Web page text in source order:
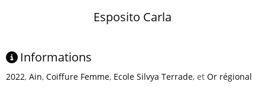
Esposito Carla
Informations
2022, Ain, Coiffure Femme, Ecole Silvya Terrade, et Or régional